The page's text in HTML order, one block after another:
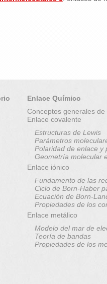
Enlace Químico
Conceptos generales
Enlace covalente
Estructuras de Lewis
Parámetros
Polaridad de enlace y
Geometría molecular
Enlace iónico
Fundamento de las
Ciclo de Born-Haber
Ecuación de Born-
Propiedades de los
Enlace metálico
Modelo del mar de
Teoría de bandas
Propiedades de los